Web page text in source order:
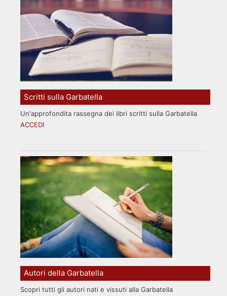
Scritti sulla Garbatella
Un'approfondita rassegna dei libri scritti sulla Garbatella
ACCEDI
Autori della Garbatella
Scopri tutti gli autori nati e vissuti alla Garbatella